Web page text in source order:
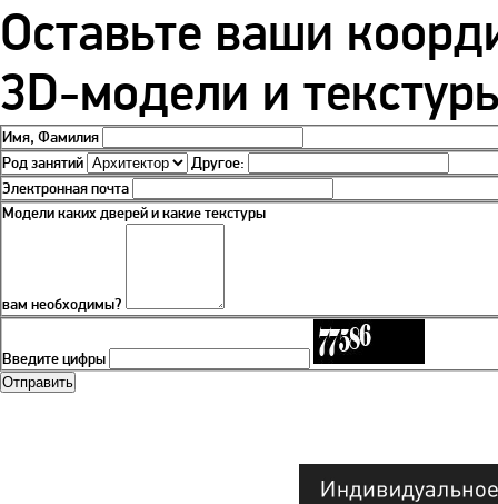
Оставьте ваши
3D-модели и
Имя, Фамилия
Род занятий
Другое:
Электронная почта
Модели каких дверей и какие текстуры
вам необходимы?
Введите цифры